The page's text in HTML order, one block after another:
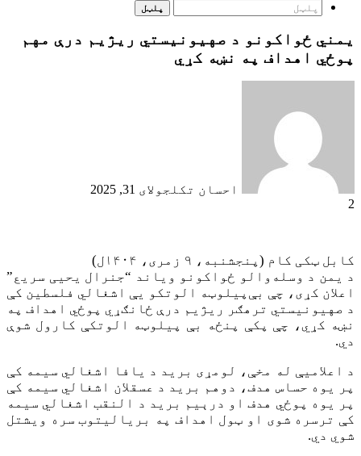
پلټل
یمني ځواکونو د صهیونیستي ريژیم درې مهم
پوځي اهداف په نښه کړي
احسان تکل جولای 31, 2025
2
کابل ټکی کام (پنجشنبه، ۹ زمری، ۱۴۰۴ل)
د یمن د وسله‌والو ځواکونو ویاند “جنرال یحیی سریع”
اعلان کړی، چې بې‌پیلوټه الوتکو یې اشغالي فلسطین کې
د صهیونیستي ترهګر ريژیم درې ځانګړي پوځي اهداف په
نښه کړي، چې پکې پنځه بې پیلوټه الوتکې کارول شوې
دي.
د اعلامیې له مخې، لومړی برید د یافا اشغالي سیمه کې
پر یوه حساس هدف، دوهم برید د عسقلان اشغالي سیمه کې
پر یوه پوځي هدف او درېیم برید د النقب اشغالي سیمه
کې ترسره شوی او ټول اهداف په بریالیتوب سره ویشتل
شوي دي.